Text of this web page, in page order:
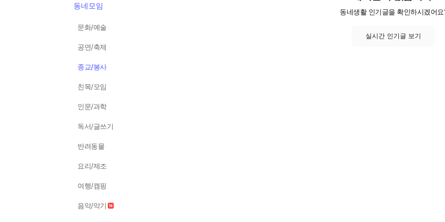
동네모임
문화/예술
공연/축제
종교/봉사
친목/모임
인문/과학
독서/글쓰기
반려동물
요리/제조
여행/캠핑
음악/악기
동네생활 인기글을 확인하시겠어요
실시간 인기글 보기